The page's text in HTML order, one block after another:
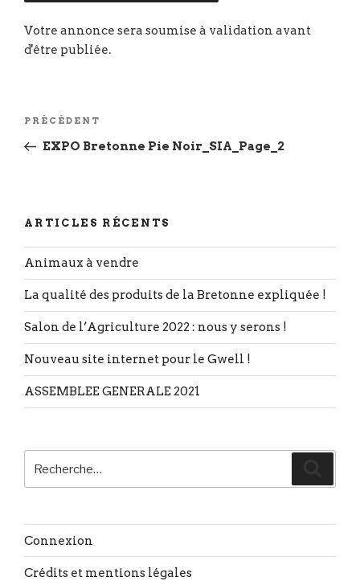
Navigation
l’article
Article
précédent
PRÉCÉDENT
EXPO Bretonne Pie Noir_SIA_Page_2
ARTICLES RÉCENTS
Animaux à vendre
La qualité des produits de la Bretonne expliquée !
Salon de l’Agriculture 2022 : nous y serons !
Nouveau site internet pour le Gwell !
ASSEMBLEE GENERALE 2021
pour
Connexion
Crédits et mentions légales